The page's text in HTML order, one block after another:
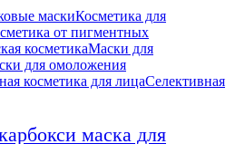
маскиКосметика для
от пигментных
косметикаМаски для
для омоложения
косметика для лицаСелективная
маска для